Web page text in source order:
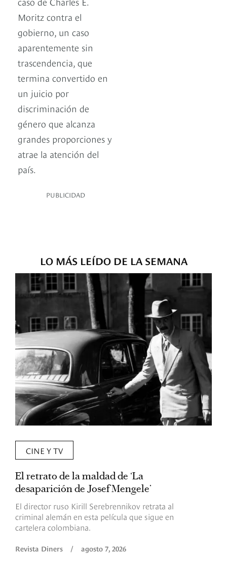
Moritz contra el
gobierno, un caso
aparentemente sin
trascendencia, que
termina convertido en
un juicio por
discriminación de
género que alcanza
grandes proporciones y
atrae la atención del
país.
PUBLICIDAD
LO MÁS LEÍDO DE LA SEMANA
CINE Y TV
El retrato de la maldad de ‘La
desaparición de Josef Mengele’
El director ruso Kirill Serebrennikov retrata al
criminal alemán en esta película que sigue en
cartelera colombiana.
Revista Diners / agosto 7, 2026